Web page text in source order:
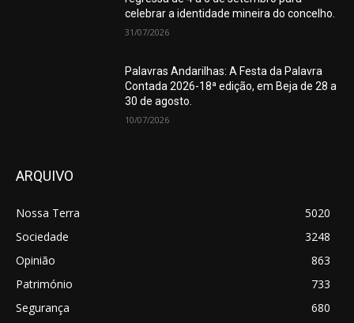
celebrar a identidade mineira do concelho.
31/07/2026
Palavras Andarilhas: A Festa da Palavra
Contada 2026-18ª edição, em Beja de 28 a
30 de agosto.
10/07/2026
ARQUIVO
Nossa Terra
5020
Sociedade
3248
Opinião
863
Património
733
Segurança
680